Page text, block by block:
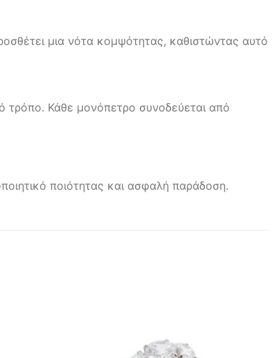
μια νότα κομψότητας, καθιστώντας αυτό
Κάθε μονόπετρο συνοδεύεται από
ποιότητας και ασφαλή παράδοση.